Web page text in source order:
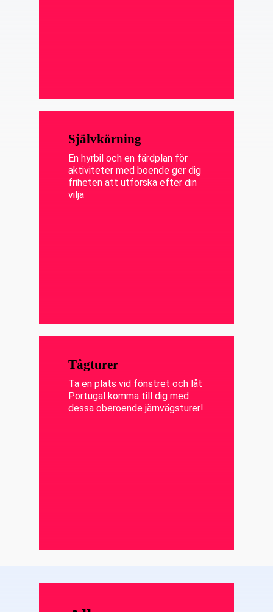
Självkörning
En hyrbil och en färdplan för
aktiviteter med boende ger dig
friheten att utforska efter din
vilja
Tågturer
Ta en plats vid fönstret och låt
Portugal komma till dig med
dessa oberoende järnvägsturer!